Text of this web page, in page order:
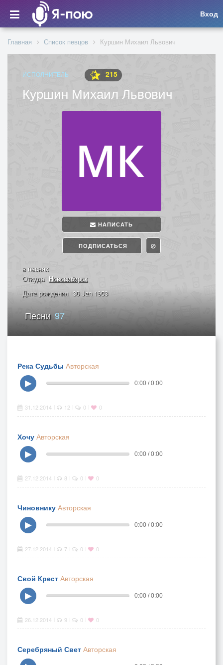
Вход
Главная Список певцов Куршин Михаил Львович
ИСПОЛНИТЕЛЬ 215
Куршин Михаил Львович
НАПИСАТЬ
ПОДПИСАТЬСЯ
в песнях
Откуда Новосибирск
Дата рождения 30 Jan 1953
Песни97
Река Судьбы Авторская
▶
0:00 / 0:00
31.12.2014 12 0 0
Хочу Авторская
▶
0:00 / 0:00
27.12.2014 8 0 0
Чиновнику Авторская
▶
0:00 / 0:00
27.12.2014 7 0 0
Свой Крест Авторская
▶
0:00 / 0:00
26.12.2014 9 0 0
Серебряный Свет Авторская